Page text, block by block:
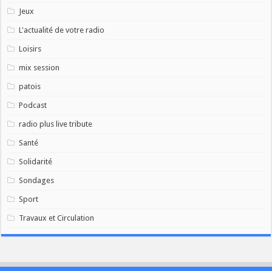
Jeux
L'actualité de votre radio
Loisirs
mix session
patois
Podcast
radio plus live tribute
Santé
Solidarité
Sondages
Sport
Travaux et Circulation